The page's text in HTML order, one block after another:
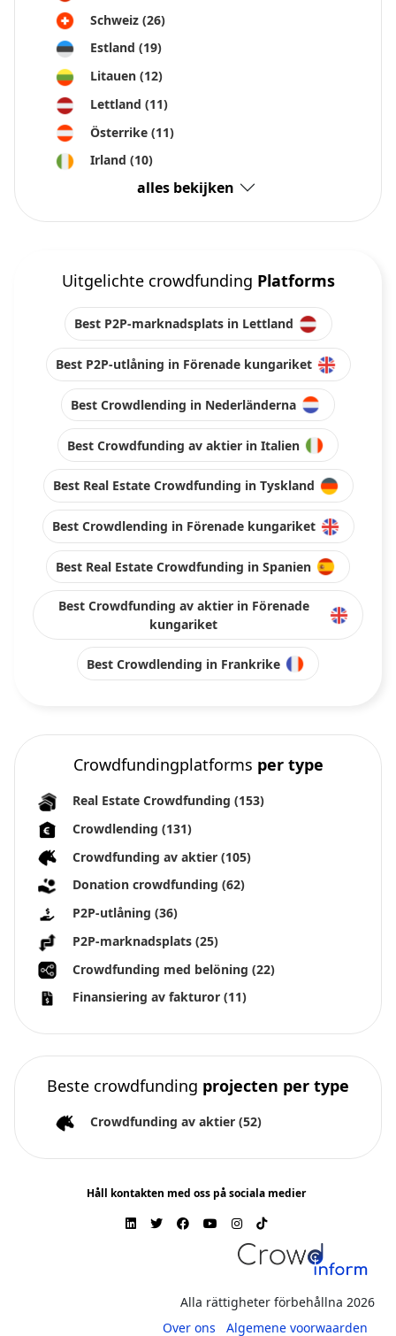
Schweiz (26)
Estland (19)
Litauen (12)
Lettland (11)
Österrike (11)
Irland (10)
alles bekijken
Uitgelichte crowdfunding Platforms
Best P2P-marknadsplats in Lettland
Best P2P-utlåning in Förenade kungariket
Best Crowdlending in Nederländerna
Best Crowdfunding av aktier in Italien
Best Real Estate Crowdfunding in Tyskland
Best Crowdlending in Förenade kungariket
Best Real Estate Crowdfunding in Spanien
Best Crowdfunding av aktier in Förenade
kungariket
Best Crowdlending in Frankrike
Crowdfundingplatforms per type
Real Estate Crowdfunding (153)
Crowdlending (131)
Crowdfunding av aktier (105)
Donation crowdfunding (62)
P2P-utlåning (36)
P2P-marknadsplats (25)
Crowdfunding med belöning (22)
Finansiering av fakturor (11)
Beste crowdfunding projecten per type
Crowdfunding av aktier (52)
Håll kontakten med oss på sociala medier
Alla rättigheter förbehållna 2026
Over ons
Algemene voorwaarden